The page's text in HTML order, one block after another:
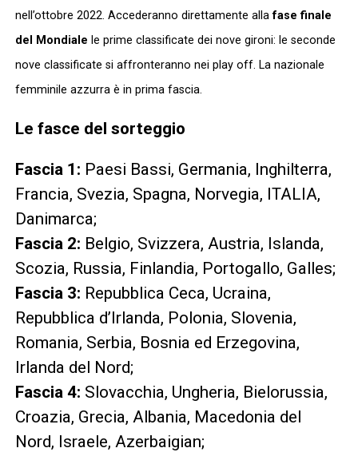
nell’ottobre 2022. Accederanno direttamente allafase finale
del Mondiale le prime classificate dei nove gironi: le seconde
nove classificate si affronteranno nei play off. La nazionale
femminile azzurra è in prima fascia.
Le fasce del sorteggio
Fascia 1: Paesi Bassi, Germania, Inghilterra,
Francia, Svezia, Spagna, Norvegia, ITALIA,
Danimarca;
Fascia 2: Belgio, Svizzera, Austria, Islanda,
Scozia, Russia, Finlandia, Portogallo, Galles;
Fascia 3: Repubblica Ceca, Ucraina,
Repubblica d’Irlanda, Polonia, Slovenia,
Romania, Serbia, Bosnia ed Erzegovina,
Irlanda del Nord;
Fascia 4: Slovacchia, Ungheria, Bielorussia,
Croazia, Grecia, Albania, Macedonia del
Nord, Israele, Azerbaigian;